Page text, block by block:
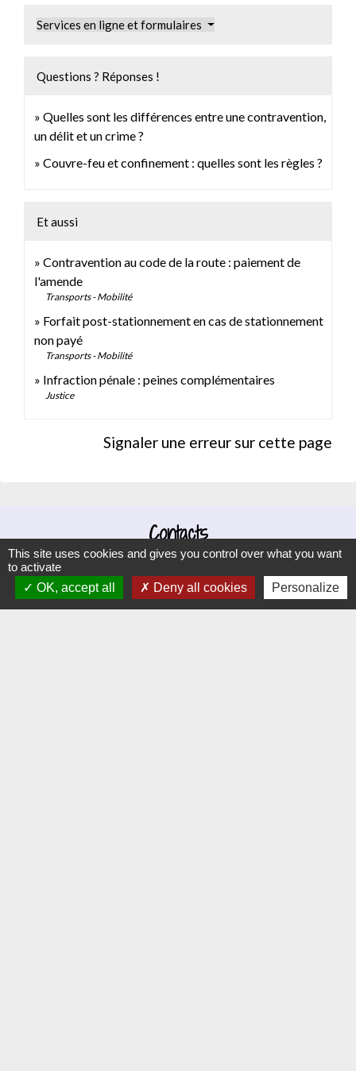
Services en ligne et formulaires
Questions ? Réponses !
Quelles sont les différences entre une contravention,
un délit et un crime ?
Couvre-feu et confinement : quelles sont les règles ?
Et aussi
Contravention au code de la route : paiement de
l'amende
Transports - Mobilité
Forfait post-stationnement en cas de stationnement
non payé
Transports - Mobilité
Infraction pénale : peines complémentaires
Justice
Signaler une erreur sur cette page
Contacts
Commune d'Hauteville-lès-Dijon
4 rue Riottes
21121 Hauteville-lès-Dijon - FRANCE
This site uses cookies and gives you control over what you want
to activate
OK, accept all
Deny all cookies Personalize